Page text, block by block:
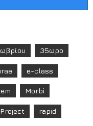
35ωρο
e-class
Morbi
Project rapid